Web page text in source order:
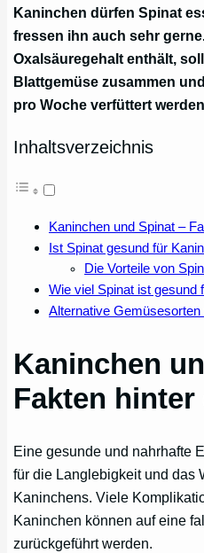
Kaninchen dürfen Spinat
fressen ihn auch sehr
Oxalsäuregehalt enthält,
Blattgemüse zusammen
pro Woche verfüttert
Inhaltsverzeichnis
Kaninchen und Spinat –
Ist Spinat gesund für
Die Vorteile von
Wie viel Spinat ist gesund
Alternative
Kaninchen
Fakten
Eine gesunde und nahrhafte
für die Langlebigkeit und das
Kaninchens. Viele
Kaninchen können auf eine
zurückgeführt werden.